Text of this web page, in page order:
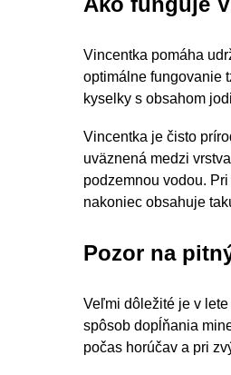
Vincentka pomáha
optimálne fungovanie
kyselky s obsahom
Vincentka je čisto
uväznená medzi
podzemnou vodou.
nakoniec obsahuje
Pozor na
Veľmi dôležité je v
spôsob dopĺňania
počas horúčav a pri